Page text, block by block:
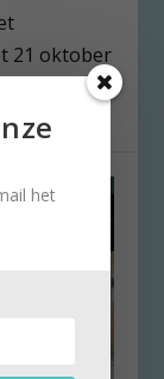
21 oktober
het